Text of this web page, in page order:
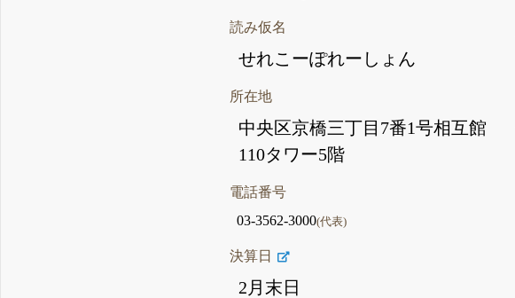
読み仮名
せれこーぽれーしょん
所在地
中央区京橋三丁目7番1号相互館
110タワー5階
電話番号
03-3562-3000(代表)
決算日
2月末日